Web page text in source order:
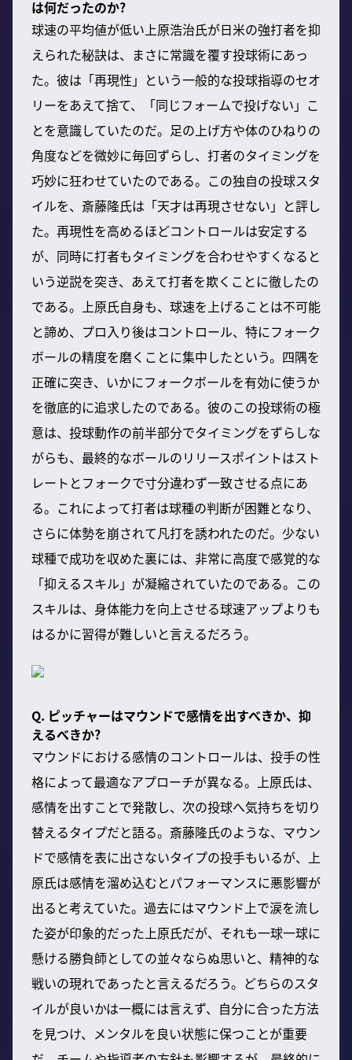
は何だったのか?
球速の平均値が低い上原浩治氏が日米の強打者を抑
えられた秘訣は、まさに常識を覆す投球術にあっ
た。彼は「再現性」という一般的な投球指導のセオ
リーをあえて捨て、「同じフォームで投げない」こ
とを意識していたのだ。足の上げ方や体のひねりの
角度などを微妙に毎回ずらし、打者のタイミングを
巧妙に狂わせていたのである。この独自の投球スタ
イルを、斎藤隆氏は「天才は再現させない」と評し
た。再現性を高めるほどコントロールは安定する
が、同時に打者もタイミングを合わせやすくなると
いう逆説を突き、あえて打者を欺くことに徹したの
である。上原氏自身も、球速を上げることは不可能
と諦め、プロ入り後はコントロール、特にフォーク
ボールの精度を磨くことに集中したという。四隅を
正確に突き、いかにフォークボールを有効に使うか
を徹底的に追求したのである。彼のこの投球術の極
意は、投球動作の前半部分でタイミングをずらしな
がらも、最終的なボールのリリースポイントはスト
レートとフォークで寸分違わず一致させる点にあ
る。これによって打者は球種の判断が困難となり、
さらに体勢を崩されて凡打を誘われたのだ。少ない
球種で成功を収めた裏には、非常に高度で感覚的な
「抑えるスキル」が凝縮されていたのである。この
スキルは、身体能力を向上させる球速アップよりも
はるかに習得が難しいと言えるだろう。
Q. ピッチャーはマウンドで感情を出すべきか、抑
えるべきか?
マウンドにおける感情のコントロールは、投手の性
格によって最適なアプローチが異なる。上原氏は、
感情を出すことで発散し、次の投球へ気持ちを切り
替えるタイプだと語る。斎藤隆氏のような、マウン
ドで感情を表に出さないタイプの投手もいるが、上
原氏は感情を溜め込むとパフォーマンスに悪影響が
出ると考えていた。過去にはマウンド上で涙を流し
た姿が印象的だった上原氏だが、それも一球一球に
懸ける勝負師としての並々ならぬ思いと、精神的な
戦いの現れであったと言えるだろう。どちらのスタ
イルが良いかは一概には言えず、自分に合った方法
を見つけ、メンタルを良い状態に保つことが重要